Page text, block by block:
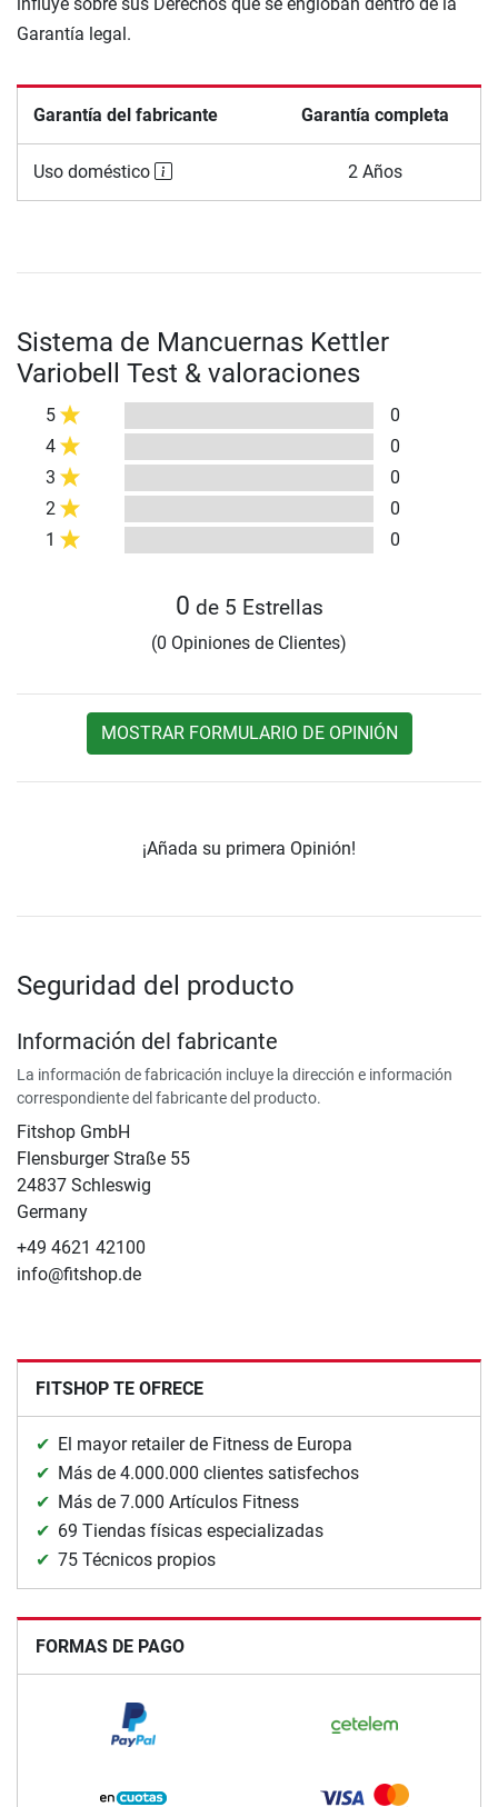
Garantía legal.
Garantía del fabricante Garantía completa
Uso doméstico 2 Años
Sistema de Mancuernas Kettler
Variobell Test & valoraciones
5
0
4
0
3
0
2
0
1
0
0 de 5 Estrellas
(0 Opiniones de Clientes)
MOSTRAR FORMULARIO DE OPINIÓN
¡Añada su primera Opinión!
Seguridad del producto
Información del fabricante
La información de fabricación incluye la dirección e información
correspondiente del fabricante del producto.
Fitshop GmbH
Flensburger Straße 55
24837 Schleswig
Germany
+49 4621 42100
info@fitshop.de
FITSHOP TE OFRECE
El mayor retailer de Fitness de Europa
Más de 4.000.000 clientes satisfechos
Más de 7.000 Artículos Fitness
69 Tiendas físicas especializadas
75 Técnicos propios
FORMAS DE PAGO